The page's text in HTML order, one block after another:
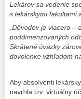
Lekárov sa vedenie
s lekárskymi fakultami
„Dôvodov je viacero
poddimenzovaných
Skrátené úväzky
dovolenke vzhľadom
Aby absolventi
navrhla tzv. virtuálny